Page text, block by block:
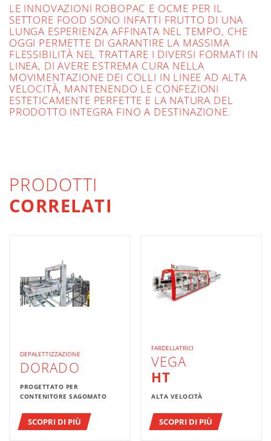
LE INNOVAZIONI ROBOPAC E OCME PER IL
SETTORE FOOD SONO INFATTI FRUTTO DI UNA
LUNGA ESPERIENZA AFFINATA NEL TEMPO, CHE
OGGI PERMETTE DI GARANTIRE LA MASSIMA
FLESSIBILITÀ NEL TRATTARE I DIVERSI FORMATI IN
LINEA, DI AVERE ESTREMA CURA NELLA
MOVIMENTAZIONE DEI COLLI IN LINEE AD ALTA
VELOCITÀ, MANTENENDO LE CONFEZIONI
ESTETICAMENTE PERFETTE E LA NATURA DEL
PRODOTTO INTEGRA FINO A DESTINAZIONE.
PRODOTTI
CORRELATI
DEPALETTIZZAZIONE
DORADO
PROGETTATO PER
CONTENITORE SAGOMATO
SCOPRI DI PIÙ
FARDELLATRICI
VEGA
HT
ALTA VELOCITÀ
SCOPRI DI PIÙ